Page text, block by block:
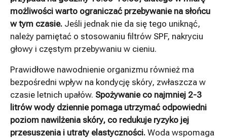
możliwości warto ograniczać przebywanie na słońcu
w tym czasie. Jeśli jednak nie da się tego uniknąć,
należy pamiętać o stosowaniu filtrów SPF, nakryciu
głowy i częstym przebywaniu w cieniu.
Prawidłowe nawodnienie organizmu również ma
bezpośredni wpływ na kondycję skóry, zwłaszcza w
czasie letnich upałów. Spożywanie co najmniej 2-3
litrów wody dziennie pomaga utrzymać odpowiedni
poziom nawilżenia skóry, co redukuje ryzyko jej
przesuszenia i utraty elastyczności. Woda wspomaga